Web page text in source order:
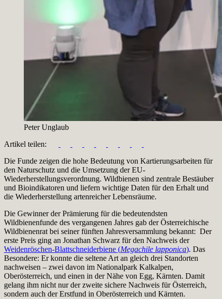
Peter Unglaub
Artikel teilen:
Die Funde zeigen die hohe Bedeutung von Kartierungsarbeiten für
den Naturschutz und die Umsetzung der EU-
Wiederherstellungsverordnung. Wildbienen sind zentrale Bestäuber
und Bioindikatoren und liefern wichtige Daten für den Erhalt und
die Wiederherstellung artenreicher Lebensräume.
Die Gewinner der Prämierung für die bedeutendsten
Wildbienenfunde des vergangenen Jahres gab der Österreichische
Wildbienenrat bei seiner fünften Jahresversammlung bekannt: Der
erste Preis ging an Jonathan Schwarz für den Nachweis der
Weidenröschen-Blattschneiderbiene (Megachile lapponica). Das
Besondere: Er konnte die seltene Art an gleich drei Standorten
nachweisen – zwei davon im Nationalpark Kalkalpen,
Oberösterreich, und einen in der Nähe von Egg, Kärnten. Damit
gelang ihm nicht nur der zweite sichere Nachweis für Österreich,
sondern auch der Erstfund in Oberösterreich und Kärnten.